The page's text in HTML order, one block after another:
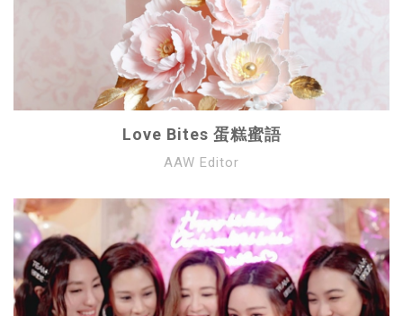
Love Bites 蛋糕蜜語
AAW Editor